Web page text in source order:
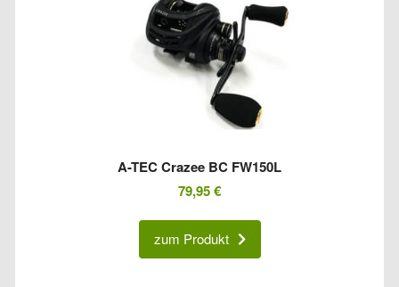
A-TEC Crazee BC FW150L
79,95€
zum Produkt